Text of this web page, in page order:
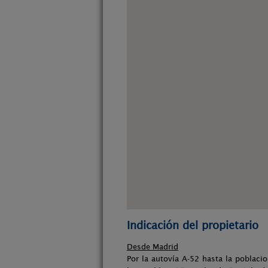
Indicación del propietario
Desde Madrid
Por la autovía A-52 hasta la